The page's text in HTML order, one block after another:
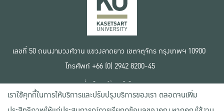
เลขที่ 50 ถนนงามวงศ์วาน แขวงลาดยาว เขตจตุจักร กรุงเทพฯ 10900
โทรศัพท์ +66 (0) 2942 8200-45
เงื่อนไขการใช้งานเว็บไซต์
ข้อตกลงด้านสิทธิ์ใช้งาน
นโยบายความเป็นส่วนตัว
เราใช้คุกกี้ในการให้บริการและปรับปรุงบริการของเรา ตลอดจนเพิ่ม